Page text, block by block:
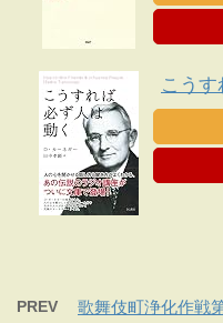
こうす
PREV 歌舞伎町浄化作戦